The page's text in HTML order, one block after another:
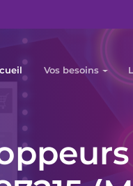
Vos besoins